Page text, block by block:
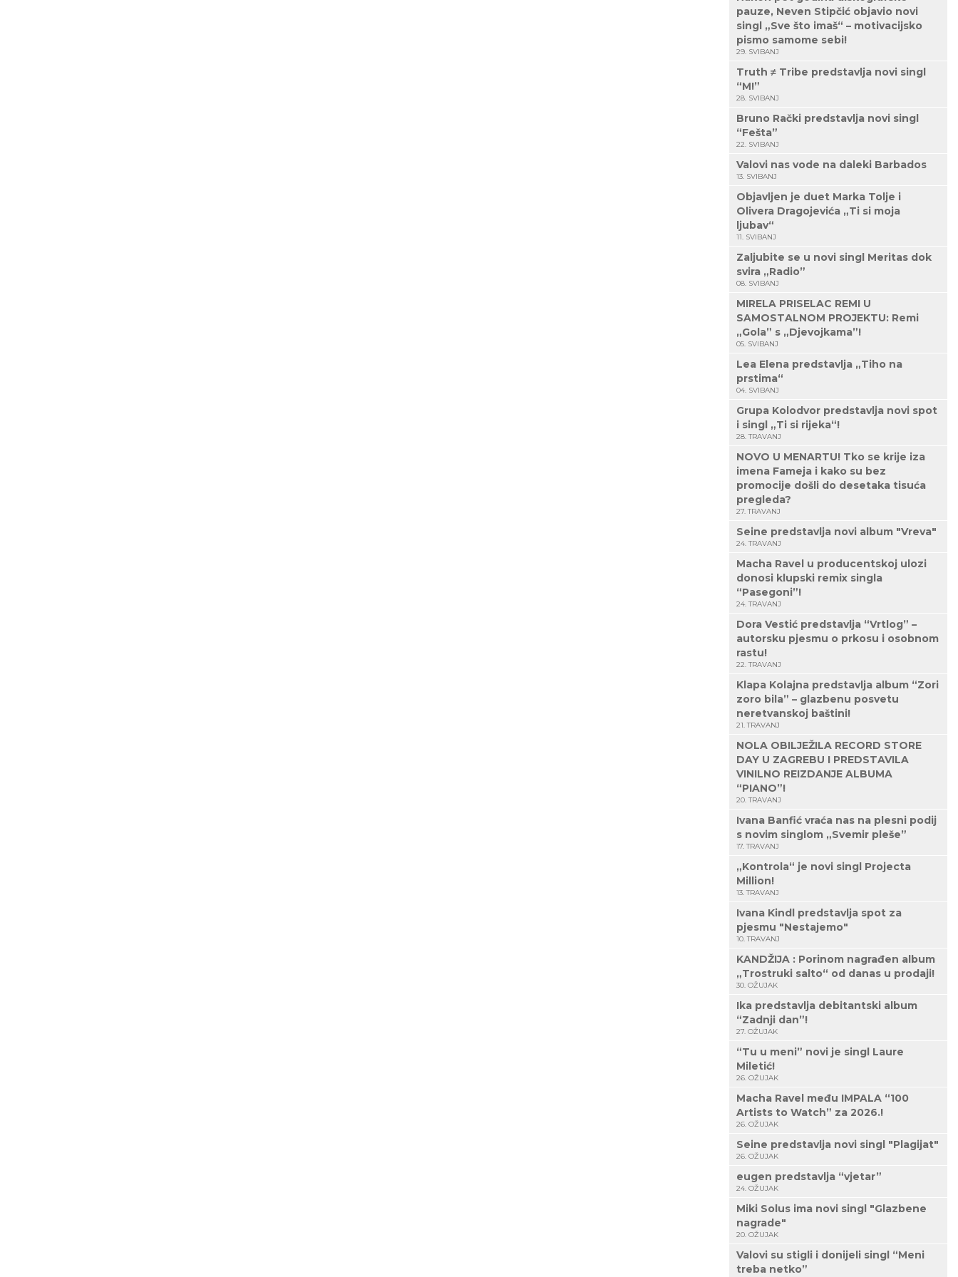
pauze, Neven Stipčić objavio novi
singl „Sve što imaš“ – motivacijsko
pismo samome sebi!
29. SVIBANJ
Truth ≠ Tribe predstavlja novi singl
“M!”
28. SVIBANJ
Bruno Rački predstavlja novi singl
“Fešta”
22. SVIBANJ
Valovi nas vode na daleki Barbados
13. SVIBANJ
Objavljen je duet Marka Tolje i
Olivera Dragojevića „Ti si moja
ljubav“
11. SVIBANJ
Zaljubite se u novi singl Meritas dok
svira „Radio”
08. SVIBANJ
MIRELA PRISELAC REMI U
SAMOSTALNOM PROJEKTU: Remi
„Gola” s „Djevojkama”!
05. SVIBANJ
Lea Elena predstavlja „Tiho na
prstima“
04. SVIBANJ
Grupa Kolodvor predstavlja novi spot
i singl „Ti si rijeka“!
28. TRAVANJ
NOVO U MENARTU! Tko se krije iza
imena Fameja i kako su bez
promocije došli do desetaka tisuća
pregleda?
27. TRAVANJ
Seine predstavlja novi album "Vreva"
24. TRAVANJ
Macha Ravel u producentskoj ulozi
donosi klupski remix singla
“Pasegoni”!
24. TRAVANJ
Dora Vestić predstavlja “Vrtlog” –
autorsku pjesmu o prkosu i osobnom
rastu!
22. TRAVANJ
Klapa Kolajna predstavlja album “Zori
zoro bila” – glazbenu posvetu
neretvanskoj baštini!
21. TRAVANJ
NOLA OBILJEŽILA RECORD STORE
DAY U ZAGREBU I PREDSTAVILA
VINILNO REIZDANJE ALBUMA
“PIANO”!
20. TRAVANJ
Ivana Banfić vraća nas na plesni podij
s novim singlom „Svemir pleše”
17. TRAVANJ
„Kontrola“ je novi singl Projecta
Million!
13. TRAVANJ
Ivana Kindl predstavlja spot za
pjesmu "Nestajemo"
10. TRAVANJ
KANDŽIJA : Porinom nagrađen album
„Trostruki salto“ od danas u prodaji!
30. OŽUJAK
Ika predstavlja debitantski album
“Zadnji dan”!
27. OŽUJAK
“Tu u meni” novi je singl Laure
Miletić!
26. OŽUJAK
Macha Ravel među IMPALA “100
Artists to Watch” za 2026.!
26. OŽUJAK
Seine predstavlja novi singl "Plagijat"
26. OŽUJAK
eugen predstavlja “vjetar”
24. OŽUJAK
Miki Solus ima novi singl "Glazbene
nagrade"
20. OŽUJAK
Valovi su stigli i donijeli singl “Meni
treba netko”